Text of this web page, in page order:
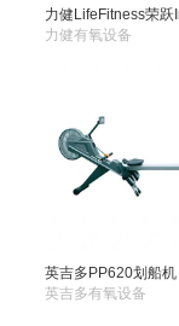
力健有氧设备
英吉多PP620划船机
英吉多有氧设备